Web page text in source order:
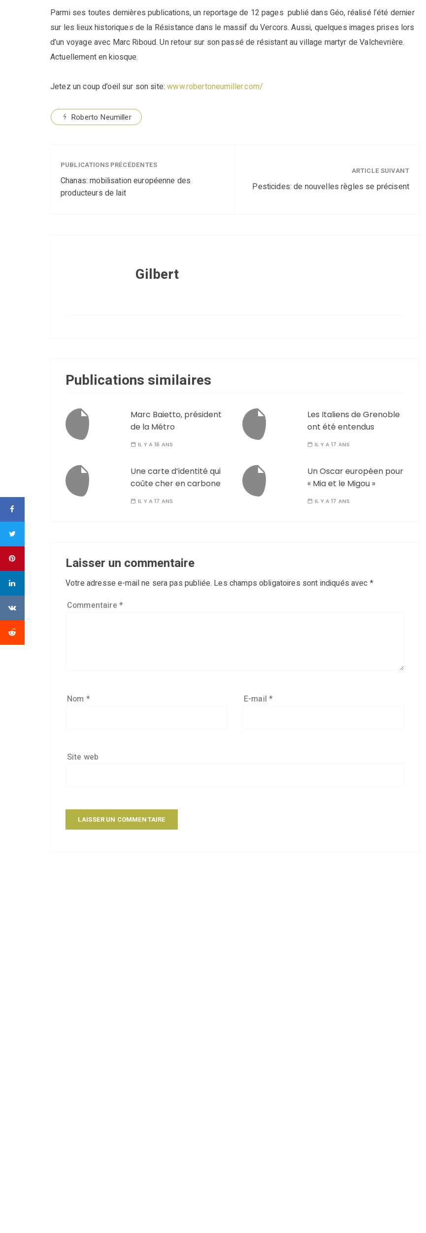
Parmi ses toutes dernières publications, un reportage de 12 pages publié dans Géo, réalisé l’été dernier
sur les lieux historiques de la Résistance dans le massif du Vercors. Aussi, quelques images prises lors
d’un voyage avec Marc Riboud. Un retour sur son passé de résistant au village martyr de Valchevrière.
Actuellement en kiosque.
Jetez un coup d’oeil sur son site:www.robertoneumiller.com/
Roberto Neumiller
PUBLICATIONS PRÉCÉDENTES
Chanas: mobilisation européenne des
producteurs de lait
ARTICLE SUIVANT
Pesticides: de nouvelles règles se précisent
Gilbert
Publications similaires
Marc Baietto, président
de la Métro
IL Y A 16 ANS
Les Italiens de Grenoble
ont été entendus
IL Y A 17 ANS
Une carte d’identité qui
coûte cher en carbone
IL Y A 17 ANS
Un Oscar européen pour
« Mia et le Migou »
IL Y A 17 ANS
Laisser un commentaire
Votre adresse e-mail ne sera pas publiée. Les champs obligatoires sont indiqués avec *
Commentaire *
Nom * E-mail*
Site web